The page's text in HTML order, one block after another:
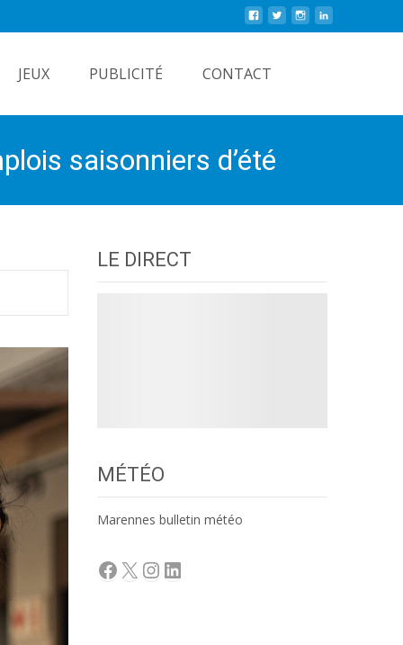
JEUX PUBLICITÉ CONTACT
saisonniers d’été
LE DIRECT
MÉTÉO
Marennes bulletin météo
Facebook
X Instagram
LinkedIn